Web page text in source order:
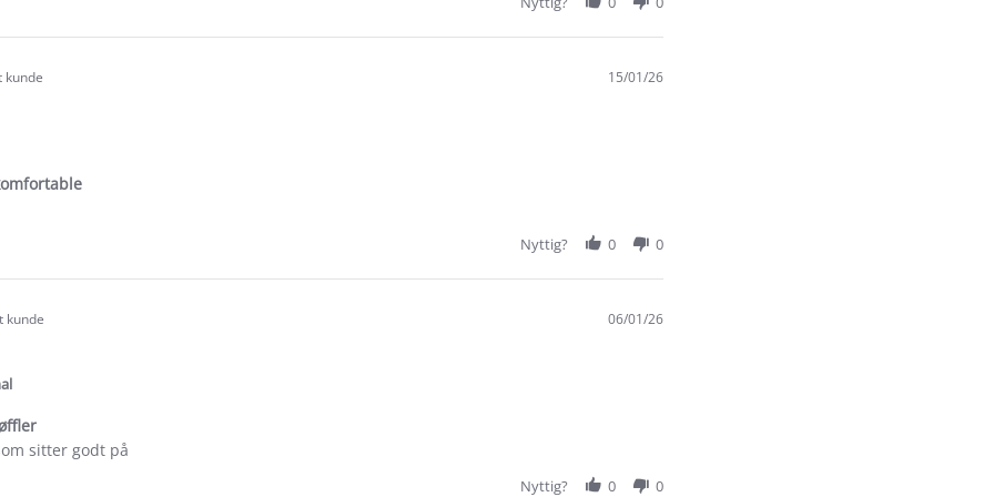
kunde 15/01/26
Nyttig? 0 0
kunde 06/01/26
sitter godt på
Nyttig? 0 0